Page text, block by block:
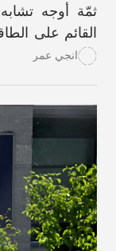
ثمّة أوجه تشابه
القائم على
الأخضر.انجي عمر